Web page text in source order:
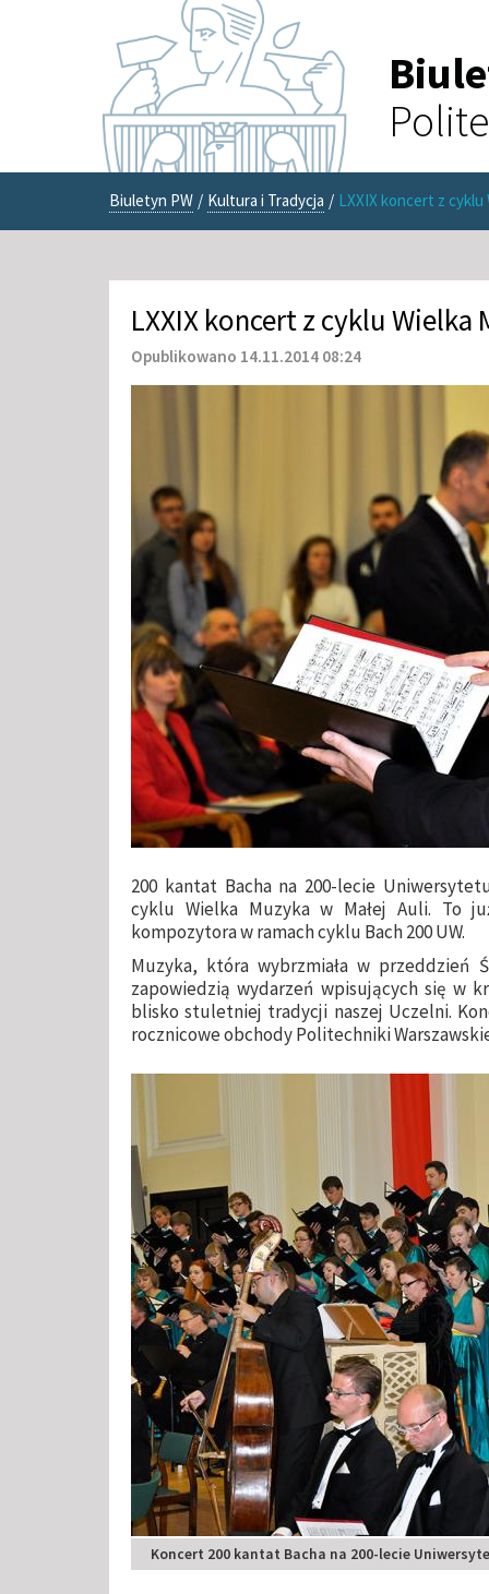
Biuletyn PW / Kultura i Tradycja / LXXIX koncert z cyklu
LXXIX koncert z cyklu Wielka
Opublikowano 14.11.2014 08:24
200 kantat Bacha na 200-lecie
cyklu Wielka Muzyka w Małej Auli. To
kompozytora w ramach cyklu Bach 200 UW.
Muzyka, która wybrzmiała w przeddzień
zapowiedzią wydarzeń wpisujących się w
blisko stuletniej tradycji naszej Uczelni.
rocznicowe obchody Politechniki
Koncert 200 kantat Bacha na 200-lecie